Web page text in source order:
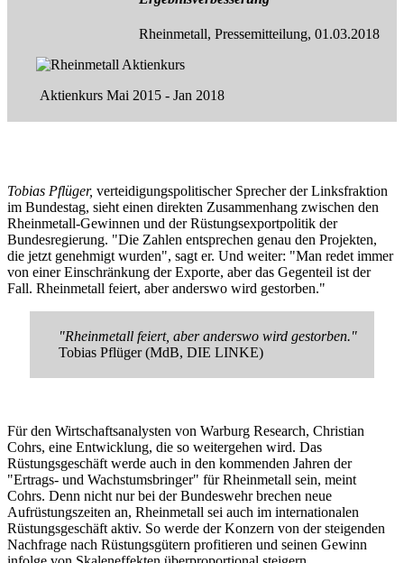
Rheinmetall, Pressemitteilung, 01.03.2018
Aktienkurs Mai 2015 - Jan 2018
Tobias Pflüger, verteidigungspolitischer Sprecher der Linksfraktion
im Bundestag, sieht einen direkten Zusammenhang zwischen den
Rheinmetall-Gewinnen und der Rüstungsexportpolitik der
Bundesregierung. "Die Zahlen entsprechen genau den Projekten,
die jetzt genehmigt wurden", sagt er. Und weiter: "Man redet immer
von einer Einschränkung der Exporte, aber das Gegenteil ist der
Fall. Rheinmetall feiert, aber anderswo wird gestorben."
"Rheinmetall feiert, aber anderswo wird gestorben."
Tobias Pflüger (MdB, DIE LINKE)
Für den Wirtschaftsanalysten von Warburg Research, Christian
Cohrs, eine Entwicklung, die so weitergehen wird. Das
Rüstungsgeschäft werde auch in den kommenden Jahren der
"Ertrags- und Wachstumsbringer" für Rheinmetall sein, meint
Cohrs. Denn nicht nur bei der Bundeswehr brechen neue
Aufrüstungszeiten an, Rheinmetall sei auch im internationalen
Rüstungsgeschäft aktiv. So werde der Konzern von der steigenden
Nachfrage nach Rüstungsgütern profitieren und seinen Gewinn